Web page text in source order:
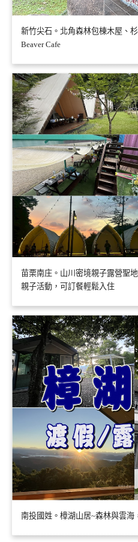
新竹尖石。北角森林包棟木屋、
Beaver Cafe
苗栗南庄。山川密境親子露營聖
親子活動，可訂餐輕鬆入住
南投國姓。樟湖山居~森林與雲